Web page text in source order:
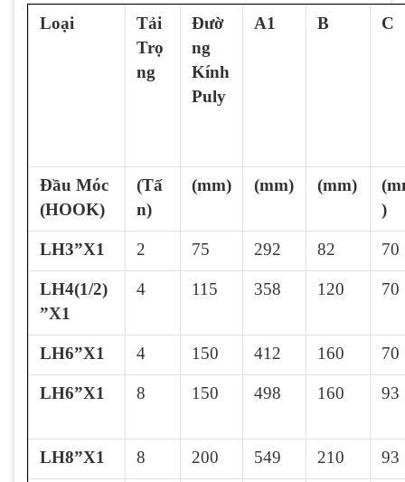
Loại
Tải
Trọ
ng
Đườ
ng
Kính
Puly
A1 B C
Đầu Móc
(HOOK)
(Tấ
n)
(mm) (mm) (mm)
)
LH3”X1 2 75 292 82 70
LH4(1/2)
”X1
4 115 358 120 70
LH6”X1 4 150 412 160 70
LH6”X1 8 150 498 160 93
LH8”X1 8 200 549 210 93